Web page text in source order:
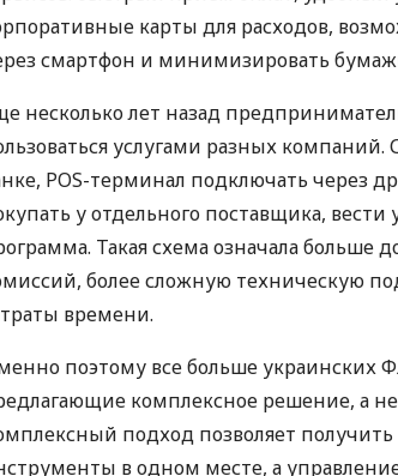
карты для расходов,
смартфон и минимизировать
несколько лет назад
услугами разных компаний.
POS-терминал подключать через
у отдельного поставщика,
Такая схема означала больше
более сложную техническую
времени.
поэтому все больше украинских
комплексное решение, а
подход позволяет
в одном месте, а